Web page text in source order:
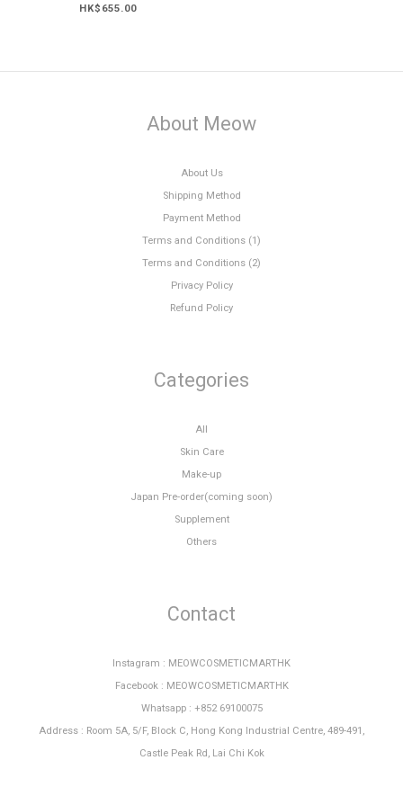
HK$655.00
About Meow
About Us
Shipping Method
Payment Method
Terms and Conditions (1)
Terms and Conditions (2)
Privacy Policy
Refund Policy
Categories
All
Skin Care
Make-up
Japan Pre-order(coming soon)
Supplement
Others
Contact
Instagram : MEOWCOSMETICMARTHK
Facebook : MEOWCOSMETICMARTHK
Whatsapp : +852 69100075
Address : Room 5A, 5/F, Block C, Hong Kong Industrial Centre, 489-491,
Castle Peak Rd, Lai Chi Kok